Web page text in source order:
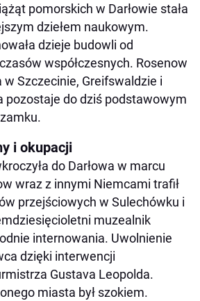
pomorskich w Darłowie stała
dziełem naukowym.
dzieje budowli od
współczesnych. Rosenow
w Szczecinie, Greifswaldzie i
pozostaje do dziś podstawowym
i okupacji
do Darłowa w marcu
wraz z innymi Niemcami trafił
przejściowych w Sulechówku i
muzealnik
internowania. Uwolnienie
dzięki interwencji
Gustava Leopolda.
miasta był szokiem.